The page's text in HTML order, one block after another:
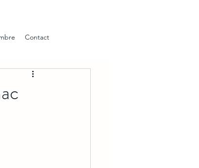
Contact